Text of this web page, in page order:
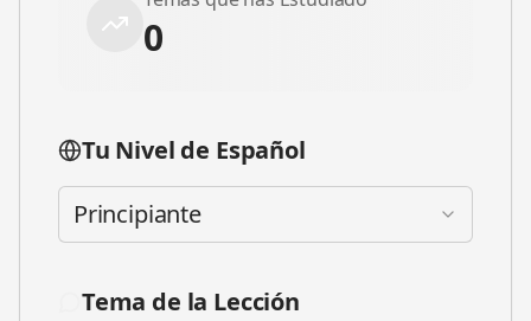
0
Tu Nivel de Español
Principiante
Tema de la Lección